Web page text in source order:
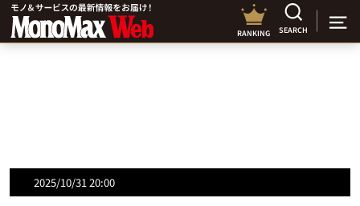
RANKING SEARCH
2025/10/31 20:00